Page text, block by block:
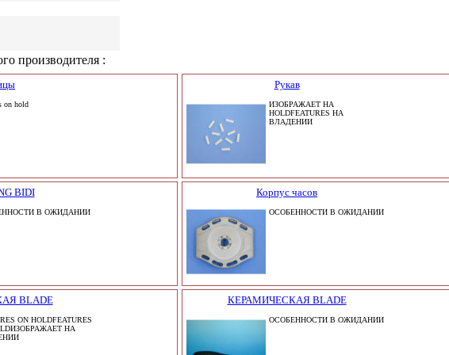
производителя :
on hold
Рукав
ИЗОБРАЖАЕТ НА
HOLDFEATURES НА
ВЛАДЕНИИ
BIDI
В ОЖИДАНИИ
Корпус часов
ОСОБЕННОСТИ В ОЖИДАНИИ
BLADE
ON HOLDFEATURES
НА
КЕРАМИЧЕСКАЯ BLADE
ОСОБЕННОСТИ В ОЖИДАНИИ